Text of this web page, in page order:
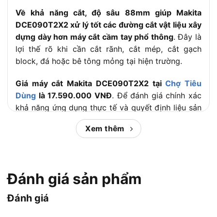
Về khả năng cắt, độ sâu 88mm giúp Makita
DCE090T2X2 xử lý tốt các đường cắt vật liệu xây
dựng dày hơn máy cắt cầm tay phổ thông. Đây là
lợi thế rõ khi cần cắt rãnh, cắt mép, cắt gạch
block, đá hoặc bê tông mỏng tại hiện trường.
Giá máy cắt Makita DCE090T2X2 tạiChợ Tiêu
Dùng là 17.590.000 VNĐ. Để đánh giá chính xác
khả năng ứng dụng thực tế và quyết định liệu sản
phẩm này có là khoản đầu tư xứng đáng cho công
việc của bạn hay không, hãy cùng đi sâu vào phân
Nội dung chính:
Xem thêm
Đánh giá sản phẩm
Đánh giá